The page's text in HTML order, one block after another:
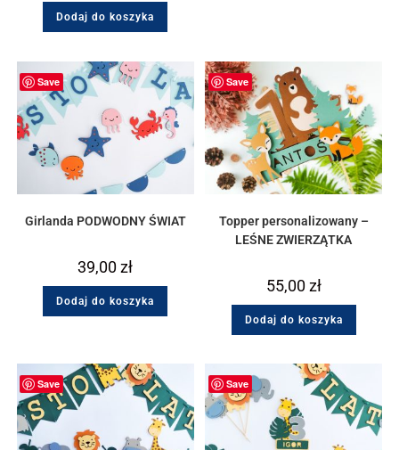
Dodaj do koszyka
Save
Girlanda PODWODNY ŚWIAT
39,00zł
Dodaj do koszyka
Save
Topper personalizowany –
LEŚNE ZWIERZĄTKA
55,00zł
Dodaj do koszyka
Save Save